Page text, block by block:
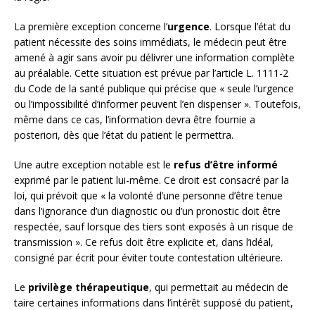
La première exception concerne l’urgence. Lorsque l’état du
patient nécessite des soins immédiats, le médecin peut être
amené à agir sans avoir pu délivrer une information complète
au préalable. Cette situation est prévue par l’article L. 1111-2
du Code de la santé publique qui précise que « seule l’urgence
ou l’impossibilité d’informer peuvent l’en dispenser ». Toutefois,
même dans ce cas, l’information devra être fournie a
posteriori, dès que l’état du patient le permettra.
Une autre exception notable est le refus d’être informé
exprimé par le patient lui-même. Ce droit est consacré par la
loi, qui prévoit que « la volonté d’une personne d’être tenue
dans l’ignorance d’un diagnostic ou d’un pronostic doit être
respectée, sauf lorsque des tiers sont exposés à un risque de
transmission ». Ce refus doit être explicite et, dans l’idéal,
consigné par écrit pour éviter toute contestation ultérieure.
Le privilège thérapeutique, qui permettait au médecin de
taire certaines informations dans l’intérêt supposé du patient,